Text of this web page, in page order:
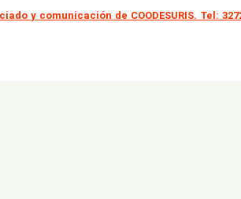
y comunicación de COODESURIS. Tel: